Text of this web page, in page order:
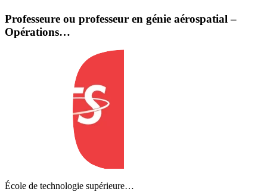
Professeure ou professeur en génie aérospatial –
Opérations…
École de technologie supérieure…